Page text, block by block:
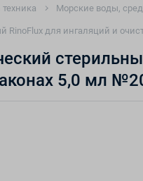
Морские воды,
RinoFlux для ингаляций и
5,0 мл